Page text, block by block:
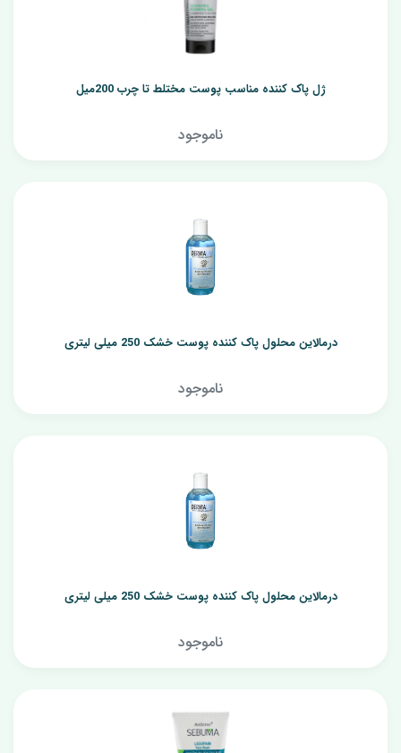
ژل پاک کننده مناسب پوست مختلط تا چرب 200میل
ناموجود
درمالاین محلول پاک کننده پوست خشک 250 میلی لیتری
ناموجود
درمالاین محلول پاک کننده پوست خشک 250 میلی لیتری
ناموجود